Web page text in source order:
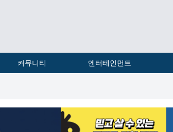
커뮤니티 엔터테인먼트